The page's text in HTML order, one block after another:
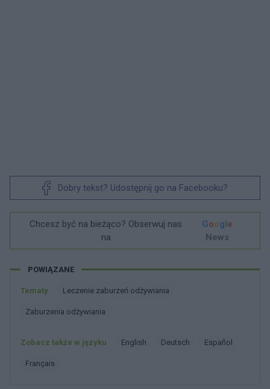
Dobry tekst? Udostępnij go na Facebooku?
Chcesz być na bieżąco? Obserwuj nas
na
Google
News
POWIĄZANE
Tematy Leczenie zaburzeń odżywiania
Zaburzenia odżywiania
Zobacz także w języku english deutsch español
français